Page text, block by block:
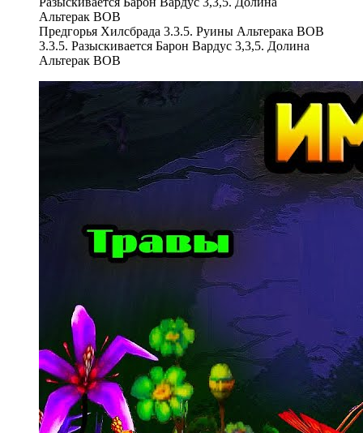
Предгорья Хилсбрада 3.3.5. Руины Альтерака ВОВ
3.3.5. Разыскивается Барон Вардус 3,3,5. Долина
Альтерак ВОВ